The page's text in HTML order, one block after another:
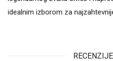
idealnim izborom za